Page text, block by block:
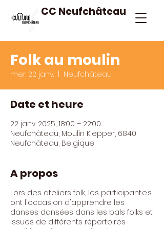
CC Neufchâteau
Folk au moulin
mer. 22 janv. Neufchâteau
Date et heure
22 janv. 2025, 18:00 – 22:00
Neufchâteau, Moulin Klepper, 6840
Neufchâteau, Belgique
A propos
Lors des ateliers folk, les participant.e.s
ont l'occasion d'apprendre les
danses dansées dans les bals folks et
issues de différents répertoires